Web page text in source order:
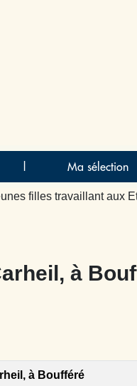
Ma sélection
filles travaillant aux
à
à Boufféré